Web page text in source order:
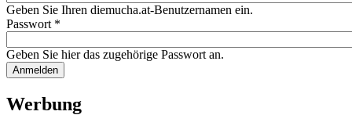
Geben Sie Ihren diemucha.at-Benutzernamen ein.
Passwort *
Geben Sie hier das zugehörige Passwort an.
Werbung